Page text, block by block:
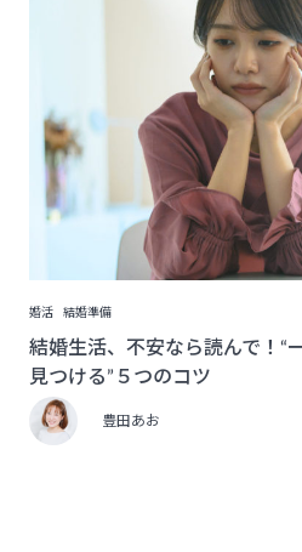
婚活 結婚準備
結婚生活、不安なら読んで！“
見つける”５つのコツ
豊田あお